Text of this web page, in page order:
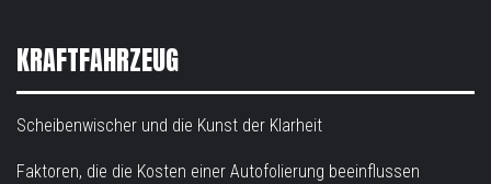
KRAFTFAHRZEUG
Scheibenwischer und die Kunst der Klarheit
Faktoren, die die Kosten einer Autofolierung beeinflussen